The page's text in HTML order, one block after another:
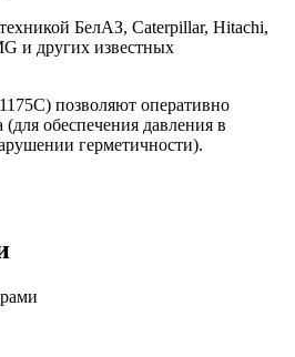
БелАЗ, Caterpillar, Hitachi,
и других известных
позволяют оперативно
обеспечения давления в
герметичности).